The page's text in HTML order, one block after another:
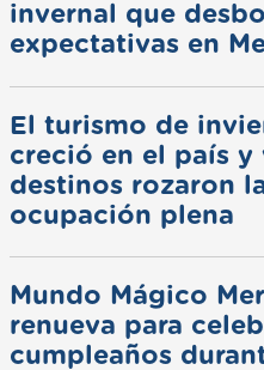
invernal que
expectativas en
El turismo de
creció en el país y
destinos rozaron
ocupación plena
Mundo Mágico
renueva para
cumpleaños